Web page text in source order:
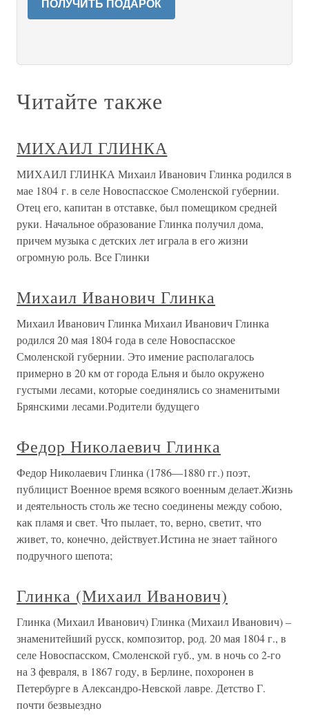
ПОЛУЧИТЬ ПОДАРОК
Читайте также
МИХАИЛ ГЛИНКА
МИХАИЛ ГЛИНКА Михаил Иванович Глинка родился в
мае 1804 г. в селе Новоспасское Смоленской губернии.
Отец его, капитан в отставке, был помещиком средней
руки. Начальное образование Глинка получил дома,
причем музыка с детских лет играла в его жизни
огромную роль. Все Глинки
Михаил Иванович Глинка
Михаил Иванович Глинка Михаил Иванович Глинка
родился 20 мая 1804 года в селе Новоспасское
Смоленской губернии. Это имение располагалось
примерно в 20 км от города Ельня и было окружено
густыми лесами, которые соединялись со знаменитыми
Брянскими лесами.Родители будущего
Федор Николаевич Глинка
Федор Николаевич Глинка (1786—1880 гг.) поэт,
публицист Военное время всякого военным делает.Жизнь
и деятельность столь же тесно соединены между собою,
как пламя и свет. Что пылает, то, верно, светит, что
живет, то, конечно, действует.Истина не знает тайного
подручного шепота;
Глинка (Михаил Иванович)
Глинка (Михаил Иванович) Глинка (Михаил Иванович) –
знаменитейший русск, композитор, род. 20 мая 1804 г., в
селе Новоспасском, Смоленской губ., ум. в ночь со 2-го
на З февраля, в 1867 году, в Берлине, похоронен в
Петербурге в Александро-Невской лавре. Детство Г.
почти безвыездно